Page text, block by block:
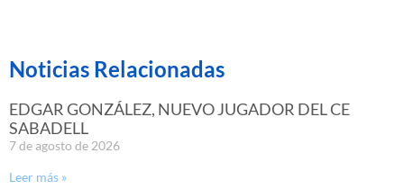
Noticias Relacionadas
EDGAR GONZÁLEZ, NUEVO JUGADOR DEL CE
SABADELL
7 de agosto de 2026
Leer más »